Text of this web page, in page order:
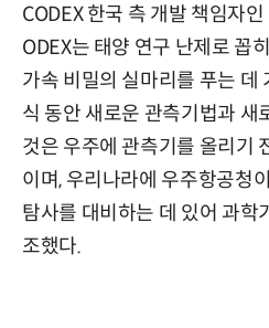
CODEX 한국 측 개발 책임자
ODEX는 태양 연구 난제로 꼽
가속 비밀의 실마리를 푸는 데
식 동안 새로운 관측기법과 새
것은 우주에 관측기를 올리기
이며, 우리나라에 우주항공청
탐사를 대비하는 데 있어 과학
조했다.